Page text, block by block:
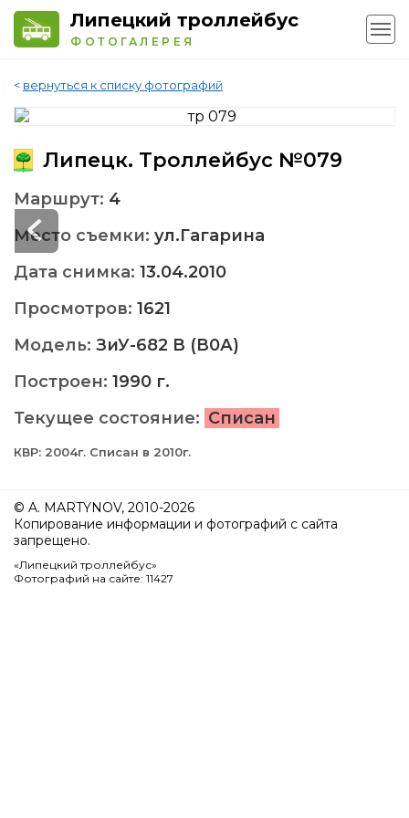
Липецкий троллейбус
ФОТОГАЛЕРЕЯ
< вернуться к списку фотографий
Липецк. Троллейбус №079
Маршрут: 4
Место съемки: ул.Гагарина
Дата снимка: 13.04.2010
Просмотров: 1621
Модель: ЗиУ-682 В (В0А)
Построен: 1990 г.
Текущее состояние: Списан
КВР: 2004г. Списан в 2010г.
© A. MARTYNOV, 2010-2026
Копирование информации и фотографий с сайта
запрещено.
«Липецкий троллейбус»
Фотографий на сайте: 11427